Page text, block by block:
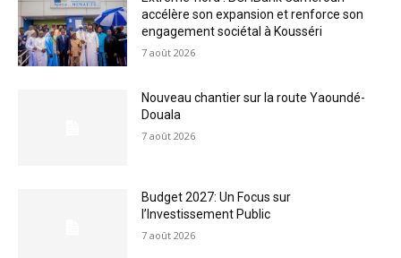
accélère son expansion et renforce son
engagement sociétal à Kousséri
7 août 2026
Nouveau chantier sur la route Yaoundé-
Douala
7 août 2026
Budget 2027: Un Focus sur
l’Investissement Public
7 août 2026